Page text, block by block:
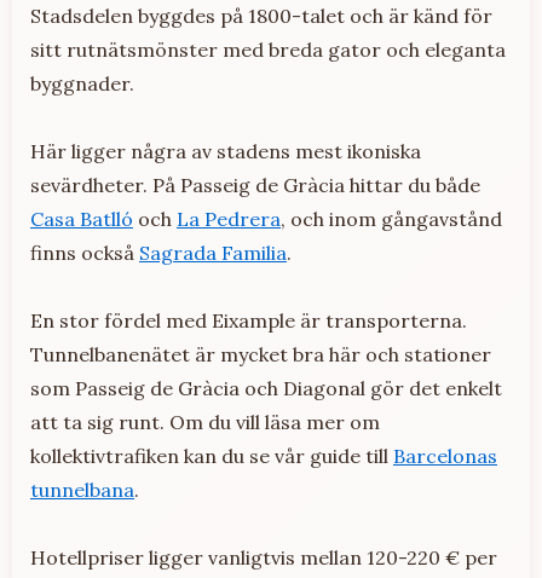
Stadsdelen byggdes på 1800-talet och är känd för
sitt rutnätsmönster med breda gator och eleganta
byggnader.
Här ligger några av stadens mest ikoniska
sevärdheter. På Passeig de Gràcia hittar du både
Casa Batlló och La Pedrera, och inom gångavstånd
finns också Sagrada Familia.
En stor fördel med Eixample är transporterna.
Tunnelbanenätet är mycket bra här och stationer
som Passeig de Gràcia och Diagonal gör det enkelt
att ta sig runt. Om du vill läsa mer om
kollektivtrafiken kan du se vår guide till Barcelonas
tunnelbana.
Hotellpriser ligger vanligtvis mellan 120-220 € per